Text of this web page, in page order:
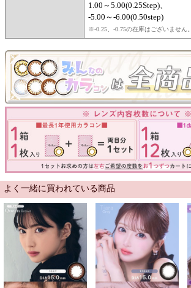
1.00～5.00(0.25Step)、
-5.00～-6.00(0.50step)
※-0.25、-0.75の在庫はございません。
よく一緒に買われている商品